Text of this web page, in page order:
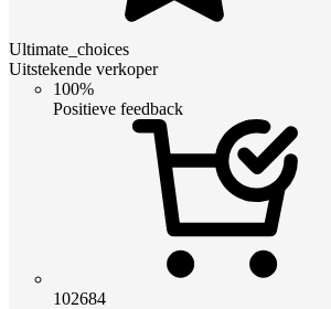
Ultimate_choices
Uitstekende verkoper
100%
Positieve feedback
102684